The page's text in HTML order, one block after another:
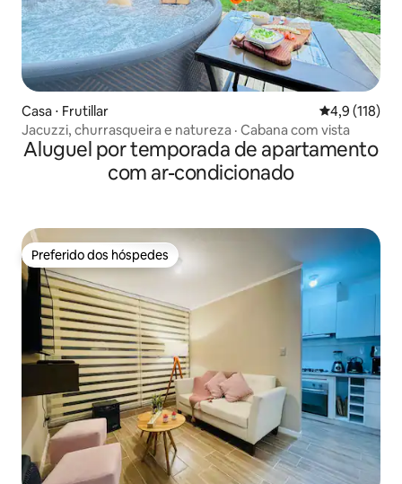
Casa ⋅ Frutillar 4,9 de uma
4,9 (118)
Jacuzzi, churrasqueira e natureza · Cabana com vista
Aluguel por temporada de apartamento
com ar-condicionado
Preferido dos hóspedes
Preferido dos hóspedes